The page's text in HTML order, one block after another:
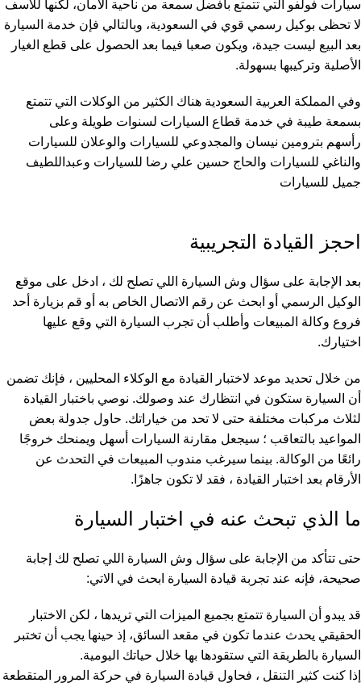
سيارات فولفو التي تتمتع بأفضل سمعة من ناحية الأمان، لكنها للأسف
لا تحظى بوكيل رسمي قوي في السعودية، وبالتالي فإن خدمة السيارة
بعد البيع ليست جيدة، ويكون صعبا فيما بعد الحصول على قطع الغيار
الأصلية وتركيبها بسهولة.
وفي المملكة العربية السعودية هناك الكثير من الوكلات التي تتمتع
بسمعة طيبة في خدمة قطاع السيارات لسنوات طويلة وعلى
رأسهم بترومين نيسان والمجدوعي للسيارات والوعلان للسيارات
والناغي للسيارات والحاج حسين علي رضا للسيارات وعبداللطيف
جميل للسيارات
احجز القيادة التجريبية
بعد الإجابة على سؤال وش السيارة اللي تصلح لك ، ادخل على موقع
الوكيل الرسمي أو ابحث عن رقم الاتصال الخاص به أو قم بزيارة أحد
فروع وكالة المبيعات وأطلب أن تجرب السيارة التي وقع عليها
اختيارك.
من خلال تحديد موعد لاختبار القيادة مع الوكلاء المحليين ، فإنك تضمن
أن السيارة ستكون في انتظارك عند وصولك. نوصي باختبار القيادة
لثلاث مركبات مختلفة حتى لا تحد من خياراتك. حاول جدولة بعض
المواعيد بالتعاقب ؛ سيجعل مقارنة السيارات أسهل ويمنحك خروجًا
رائعًا من الوكالة. بينما سيرغب مندوب المبيعات في التحدث عن
الأرقام بعد اختبار القيادة ، فقد لا تكون جاهزًا.
ما الذي تبحث عنه في اختبار السيارة
حتى تتأكد من الإجابة على سؤال وش السيارة اللي تصلح لك إجابة
صحيحة، فإنه عند تجربة قيادة السيارة ابحث في الاتي:
قد يبدو أن السيارة تتمتع بجميع الميزات التي تريدها ، لكن الاختبار
الحقيقي يحدث عندما تكون في مقعد السائق، إذ حينها يجب أن تختبر
السيارة بالطريقة التي ستقودها بها خلال حياتك اليومية.
إذا كنت كثير التنقل ، فحاول قيادة السيارة في حركة المرور المتقطعة